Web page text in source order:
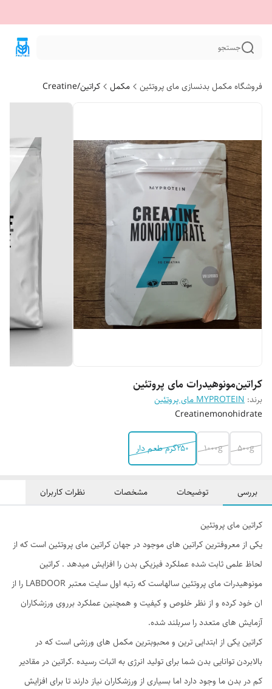
جستجو
فروشگاه مکمل بدنسازی مای پروتئین مکمل کراتین/Creatine
کراتین‌مونوهیدرات مای پروتئین
برند: MYPROTEIN مای پروتئین
Creatinemonohidrate
500g
1000g ۲۵۰گرم طعم دار
بررسی توضیحات مشخصات نظرات کاربران
کراتین مای پروتئین
یکی از معروفترین کراتین های موجود در جهان کراتین مای پروتئین است که از
لحاظ علمی ثابت شده عملکرد فیزیکی بدن را افزایش میدهد . کراتین
مونوهیدرات مای پروتئین سالهاست که رتبه اول سایت معتبر LABDOOR را از
ان خود کرده و از نظر خلوص و کیفیت و همچنین عملکرد برروی ورزشکاران
آزمایش های متعدد را سربلند شده.
کراتین یکی از ابتدایی ترین و محبوبترین مکمل های ورزشی است که در
بالابردن توانایی بدن شما برای تولید انرژی به اثبات رسیده .کراتین در مقادیر
کم در بدن ما وجود دارد اما بسیاری از ورزشکاران نیاز دارند تا برای افزایش